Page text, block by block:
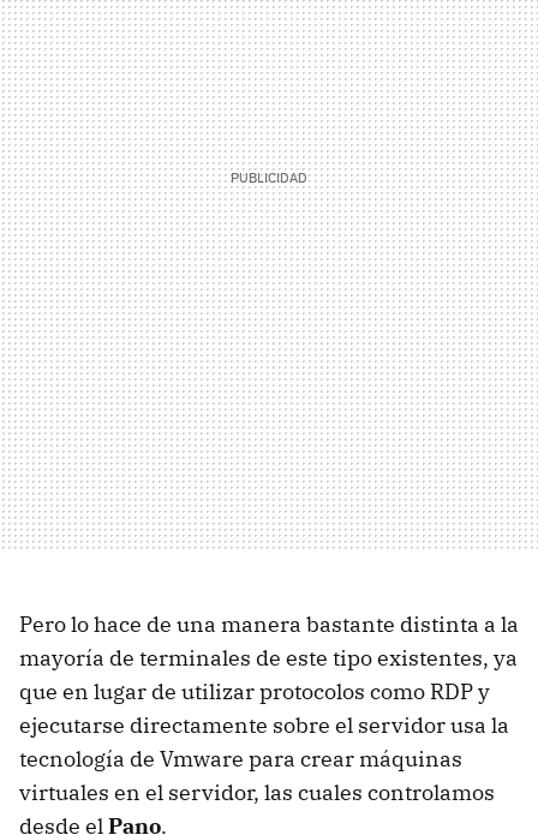
Pero lo hace de una manera bastante distinta a la
mayoría de terminales de este tipo existentes, ya
que en lugar de utilizar protocolos como RDPy
ejecutarse directamente sobre el servidor usa la
tecnología de Vmware para crear máquinas
virtuales en el servidor, las cuales controlamos
desde elPano.